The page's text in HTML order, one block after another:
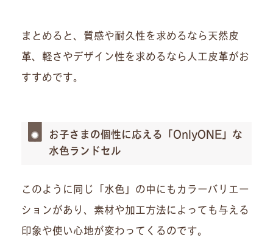
まとめると、質感や耐久性を求めるなら天然皮
革、軽さやデザイン性を求めるなら人工皮革がお
すすめです。
お子さまの個性に応える「OnlyONE」な
水色ランドセル
このように同じ「水色」の中にもカラーバリエー
ションがあり、素材や加工方法によっても与える
印象や使い心地が変わってくるのです。